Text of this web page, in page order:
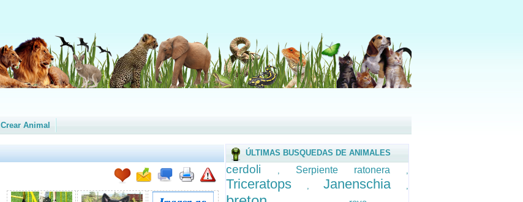
Crear Animal
ÚLTIMAS BUSQUEDAS DE ANIMALES
cerdoli , Serpiente ratonera ,
Triceratops , Janenschia ,